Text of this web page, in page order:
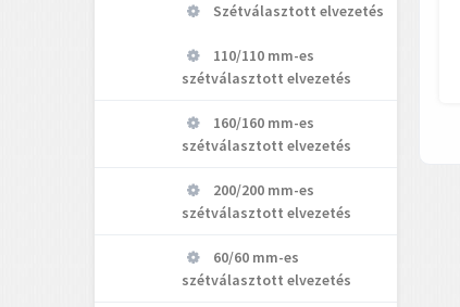
Szétválasztott elvezetés
110/110 mm-es
szétválasztott elvezetés
160/160 mm-es
szétválasztott elvezetés
200/200 mm-es
szétválasztott elvezetés
60/60 mm-es
szétválasztott elvezetés